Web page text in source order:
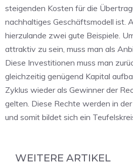
steigenden Kosten für die
nachhaltiges Geschäftsmodell ist.
hierzulande zwei gute Beispiele.
attraktiv zu sein, muss man als
Diese Investitionen muss man
gleichzeitig genügend Kapital
Zyklus wieder als Gewinner der
gelten. Diese Rechte werden in
und somit bildet sich ein
WEITERE ARTIKEL